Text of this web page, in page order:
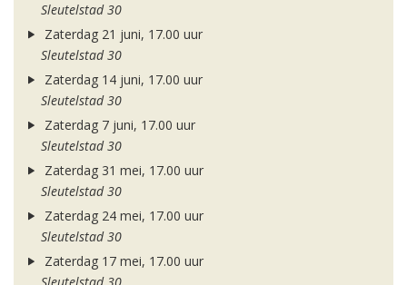
Sleutelstad 30
Zaterdag 21 juni, 17.00 uur
Sleutelstad 30
Zaterdag 14 juni, 17.00 uur
Sleutelstad 30
Zaterdag 7 juni, 17.00 uur
Sleutelstad 30
Zaterdag 31 mei, 17.00 uur
Sleutelstad 30
Zaterdag 24 mei, 17.00 uur
Sleutelstad 30
Zaterdag 17 mei, 17.00 uur